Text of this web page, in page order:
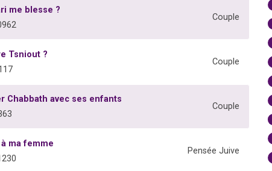
me blesse ?
Couple
Tsniout ?
Couple
Chabbath avec ses enfants
Couple
ma femme
Pensée Juive